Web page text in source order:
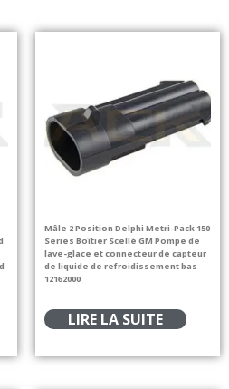
Mâle 2 Position Delphi Metri-Pack 150
Series Boîtier Scellé GM Pompe de
lave-glace et connecteur de capteur
de liquide de refroidissement bas
12162000
LIRE LA SUITE